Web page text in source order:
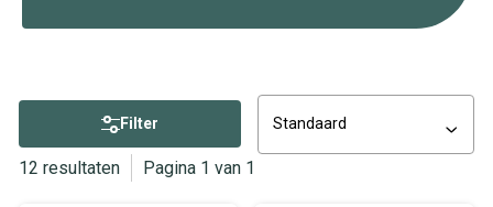
Filter
12 resultaten Pagina 1 van 1
Standaard